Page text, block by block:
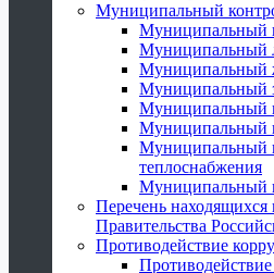
Муниципальный
Муниципальный
Муниципальный
Муниципальный
Муниципальный
Муниципальный
Муниципальный
Муниципальный
теплоснабжения
Муниципальный
Перечень
Правительства
Противодействие